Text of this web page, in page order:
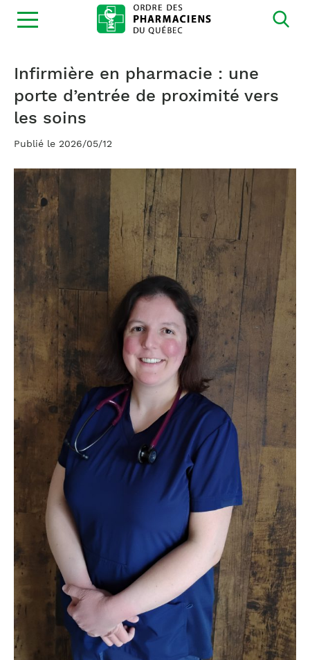
Ouvrir
la
Infirmière en pharmacie : une
porte d’entrée de proximité vers
les soins
Publié le 2026/05/12